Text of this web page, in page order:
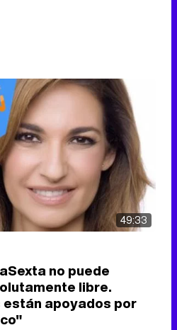
49:33
no puede
libre.
apoyados por